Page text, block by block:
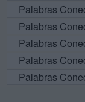
Palabras
Palabras
Palabras
Palabras
Palabras